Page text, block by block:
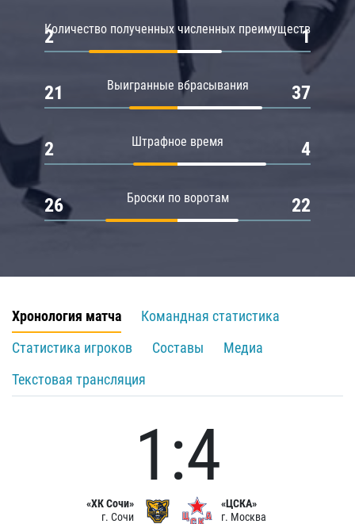
Количество полученных численных преимуществ
2 1
Выигранные вбрасывания
21 37
Штрафное время
2 4
Броски по воротам
26 22
Хронология матча
Командная статистика
Статистика игроков
Составы
Медиа
Текстовая трансляция
«ХК Сочи»
г. Сочи
1:4
«ЦСКА»
г. Москва